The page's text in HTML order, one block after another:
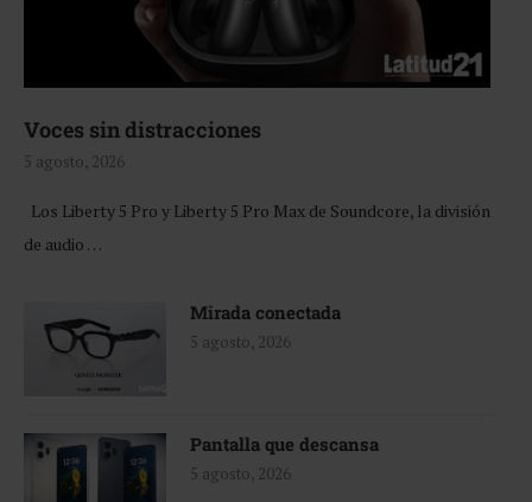
Voces sin distracciones
5 agosto, 2026
Los Liberty 5 Pro y Liberty 5 Pro Max de Soundcore, la división
de audio …
Mirada conectada
5 agosto, 2026
Pantalla que descansa
5 agosto, 2026